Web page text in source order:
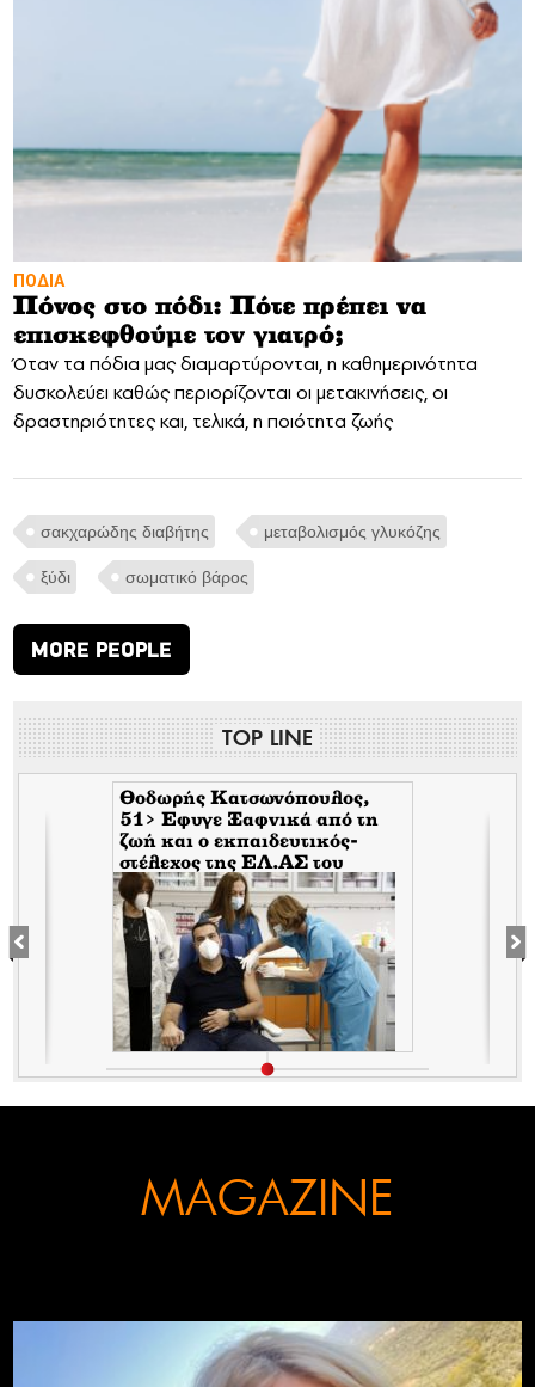
ΠΟΔΙΑ
Πόνος στο πόδι: Πότε πρέπει να
επισκεφθούμε τον γιατρό;
Όταν τα πόδια μας διαμαρτύρονται, η καθημερινότητα
δυσκολεύει καθώς περιορίζονται οι μετακινήσεις, οι
δραστηριότητες και, τελικά, η ποιότητα ζωής
σακχαρώδης διαβήτης μεταβολισμός γλυκόζης
ξύδι σωματικό βάρος
MORE PEOPLE
TOP LINE
Θοδωρής Κατσωνόπουλος,
51> Εφυγε Ξαφνικά από τη
ζωή και ο εκπαιδευτικός-
στέλεχος της EΛ.ΑΣ του
Τσίπρα, λίγο αφότου έφυγε
ξαφνικά και ο Ανδρέας
Μπρακούλιας, 55 του
Mέρα25
MAGAZINE